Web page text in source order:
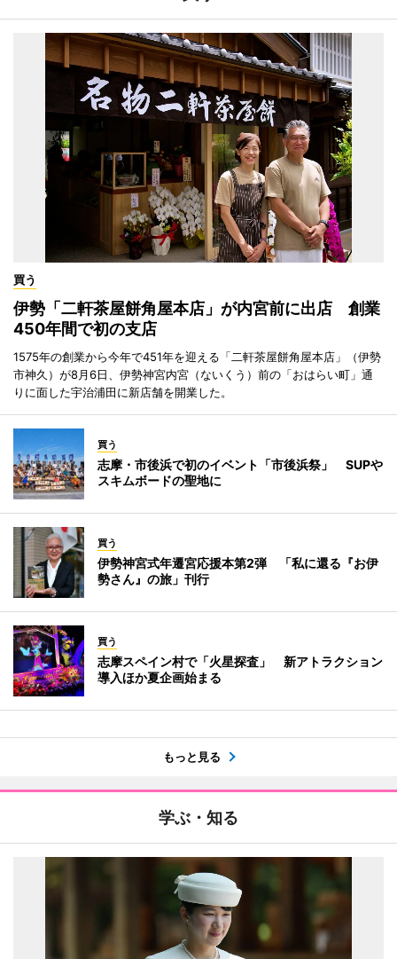
買う
伊勢「二軒茶屋餅角屋本店」が内宮前に出店 創業
450年間で初の支店
1575年の創業から今年で451年を迎える「二軒茶屋餅角屋本店」（伊勢
市神久）が8月6日、伊勢神宮内宮（ないくう）前の「おはらい町」通
りに面した宇治浦田に新店舗を開業した。
買う
志摩・市後浜で初のイベント「市後浜祭」 SUPや
スキムボードの聖地に
買う
伊勢神宮式年遷宮応援本第2弾 「私に還る『お伊
勢さん』の旅」刊行
買う
志摩スペイン村で「火星探査」 新アトラクション
導入ほか夏企画始まる
もっと見る
学ぶ・知る